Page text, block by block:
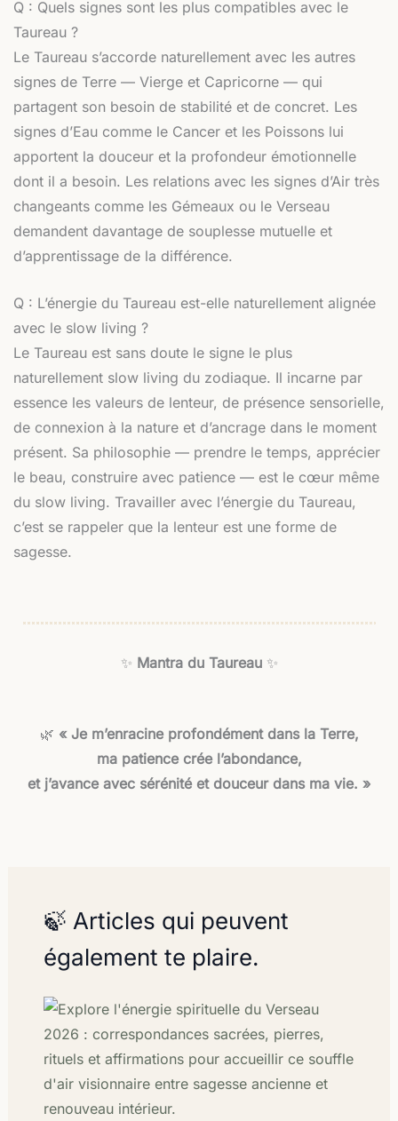
Q : Quels signes sont les plus compatibles avec le
Taureau ?
Le Taureau s’accorde naturellement avec les autres
signes de Terre — Vierge et Capricorne — qui
partagent son besoin de stabilité et de concret. Les
signes d’Eau comme le Cancer et les Poissons lui
apportent la douceur et la profondeur émotionnelle
dont il a besoin. Les relations avec les signes d’Air très
changeants comme les Gémeaux ou le Verseau
demandent davantage de souplesse mutuelle et
d’apprentissage de la différence.
Q : L’énergie du Taureau est-elle naturellement alignée
avec le slow living ?
Le Taureau est sans doute le signe le plus
naturellement slow living du zodiaque. Il incarne par
essence les valeurs de lenteur, de présence sensorielle,
de connexion à la nature et d’ancrage dans le moment
présent. Sa philosophie — prendre le temps, apprécier
le beau, construire avec patience — est le cœur même
du slow living. Travailler avec l’énergie du Taureau,
c’est se rappeler que la lenteur est une forme de
sagesse.
✨ Mantra du Taureau✨
🌿 « Je m’enracine profondément dans la Terre,
ma patience crée l’abondance,
et j’avance avec sérénité et douceur dans ma vie. »
🍃 Articles qui peuvent
également te plaire.